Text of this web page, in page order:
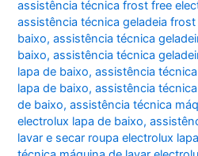
assistência técnica frost free
assistência técnica geladeia
baixo,assistência técnica
baixo,assistência técnica
lapa de baixo,assistência
lapa de baixo,assistência
de baixo,assistência técnica
electrolux lapa de baixo,
lavar e secar roupa electrolux